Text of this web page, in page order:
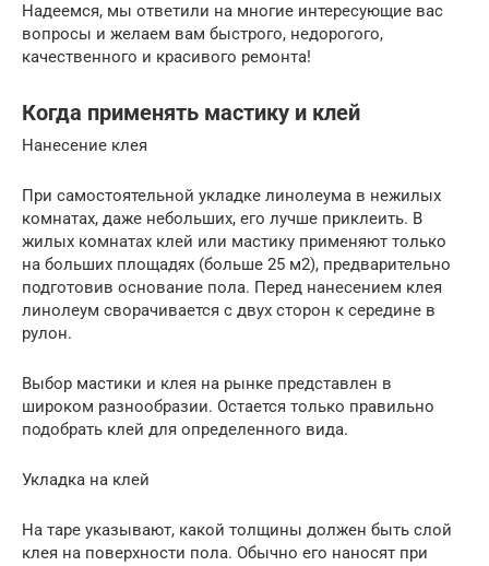
Надеемся, мы ответили на многие интересующие вас
вопросы и желаем вам быстрого, недорогого,
качественного и красивого ремонта!
Когда применять мастику и клей
Нанесение клея
При самостоятельной укладке линолеума в нежилых
комнатах, даже небольших, его лучше приклеить. В
жилых комнатах клей или мастику применяют только
на больших площадях (больше 25 м2), предварительно
подготовив основание пола. Перед нанесением клея
линолеум сворачивается с двух сторон к середине в
рулон.
Выбор мастики и клея на рынке представлен в
широком разнообразии. Остается только правильно
подобрать клей для определенного вида.
Укладка на клей
На таре указывают, какой толщины должен быть слой
клея на поверхности пола. Обычно его наносят при